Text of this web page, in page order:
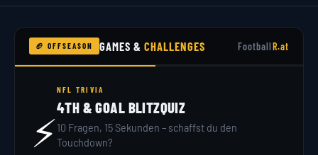
🏈 OFFSEASON GAMES &CHALLENGES FootballR.at
⚡
NFL TRIVIA
4TH & GOAL BLITZQUIZ
10 Fragen, 15 Sekunden – schaffst du den
Touchdown?